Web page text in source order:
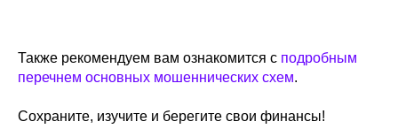
Также рекомендуем вам ознакомится с подробным
перечнем основных мошеннических схем.
Сохраните, изучите и берегите свои финансы!